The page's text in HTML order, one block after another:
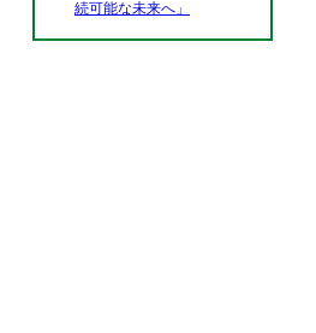
続可能な未来へ」